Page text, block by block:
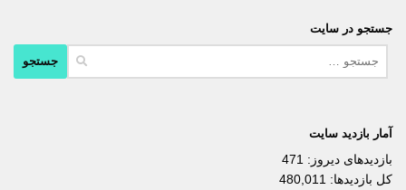
جستجو در سایت
آمار بازدید سایت
بازدیدهای دیروز: 471
کل بازدیدها: 480,011